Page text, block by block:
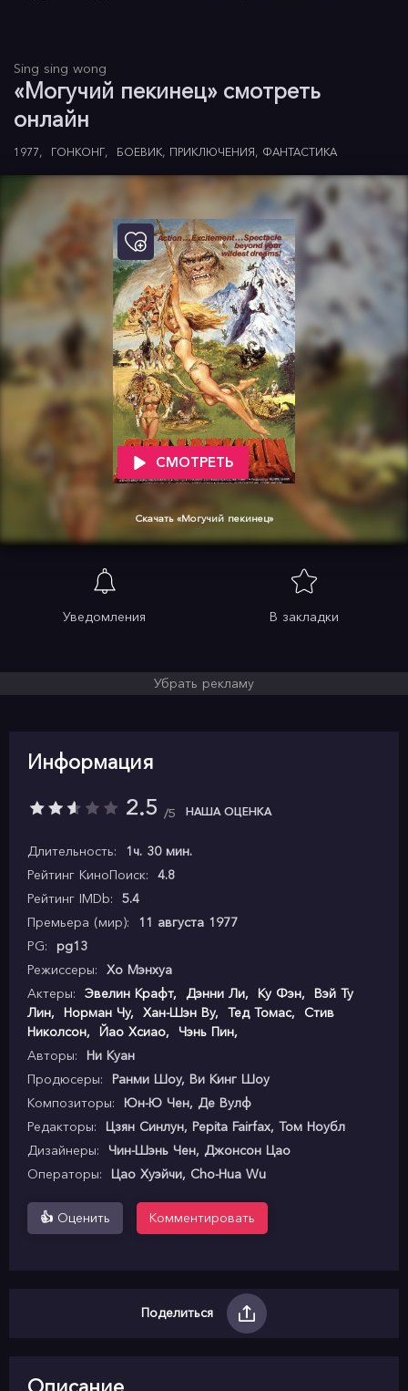
Sing sing wong
«Могучий пекинец» смотреть
онлайн
1977 ГОНКОНГ БОЕВИК ПРИКЛЮЧЕНИЯ ФАНТАСТИКА
СМОТРЕТЬ
Скачать «Могучий пекинец»
Уведомления В закладки
Убрать рекламу
Информация
2.5 5 НАША ОЦЕНКА
Длительность:
1ч. 30 мин.
Рейтинг КиноПоиск:
4.8
Рейтинг IMDb:
5.4
Премьера (мир):
11 августа 1977
PG:
pg13
Режиссеры:
Хо Мэнхуа
Актеры:
Эвелин Крафт, Дэнни Ли, Ку Фэн,
Вэй Ту
Лин, Норман Чу, Хан-Шэн Ву, Тед Томас,
Стив
Николсон, Йао Хсиао, Чэнь Пин,
Авторы:
Ни Куан
Продюсеры:
Ранми Шоу, Ви Кинг Шоу
Композиторы:
Юн-Ю Чен, Де Вулф
Редакторы:
Цзян Синлун, Pepita Fairfax, Том Ноубл
Дизайнеры:
Чин-Шэнь Чен, Джонсон Цао
Операторы:
Цао Хуэйчи, Cho-Hua Wu
👍 Оценить Комментировать
Поделиться